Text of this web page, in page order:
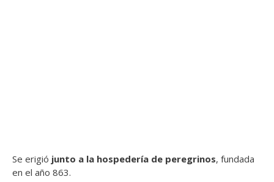
Se erigió junto a la hospedería de peregrinos, fundada
en el año 863.